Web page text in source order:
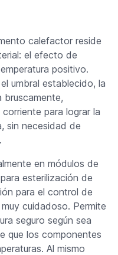
calefactor reside
el efecto de
positivo.
umbral establecido, la
bruscamente,
para lograr la
sin necesidad de
en módulos de
esterilización de
para el control de
cuidadoso. Permite
seguro según sea
que los componentes
Al mismo